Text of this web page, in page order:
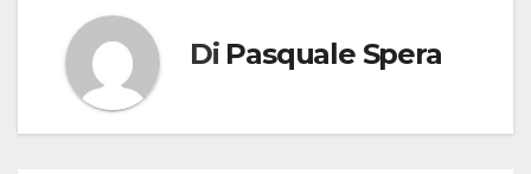
Di Pasquale Spera